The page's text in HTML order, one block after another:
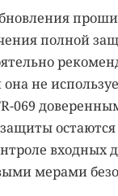
полной
не
069
входных
мерами